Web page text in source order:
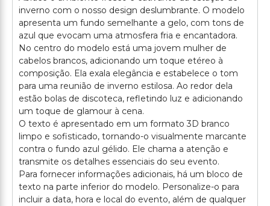
inverno com o nosso design deslumbrante. O modelo
apresenta um fundo semelhante a gelo, com tons de
azul que evocam uma atmosfera fria e encantadora.
No centro do modelo está uma jovem mulher de
cabelos brancos, adicionando um toque etéreo à
composição. Ela exala elegância e estabelece o tom
para uma reunião de inverno estilosa. Ao redor dela
estão bolas de discoteca, refletindo luz e adicionando
um toque de glamour à cena.
O texto é apresentado em um formato 3D branco
limpo e sofisticado, tornando-o visualmente marcante
contra o fundo azul gélido. Ele chama a atenção e
transmite os detalhes essenciais do seu evento.
Para fornecer informações adicionais, há um bloco de
texto na parte inferior do modelo. Personalize-o para
incluir a data, hora e local do evento, além de qualquer